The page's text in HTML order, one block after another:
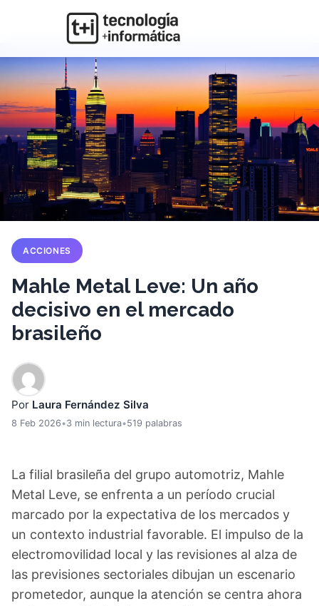
ACCIONES
Mahle Metal Leve: Un año
decisivo en el mercado
brasileño
Por Laura Fernández Silva
8 Feb 2026•3 min lectura•519 palabras
La filial brasileña del grupo automotriz, Mahle
Metal Leve, se enfrenta a un período crucial
marcado por la expectativa de los mercados y
un contexto industrial favorable. El impulso de la
electromovilidad local y las revisiones al alza de
las previsiones sectoriales dibujan un escenario
prometedor, aunque la atención se centra ahora